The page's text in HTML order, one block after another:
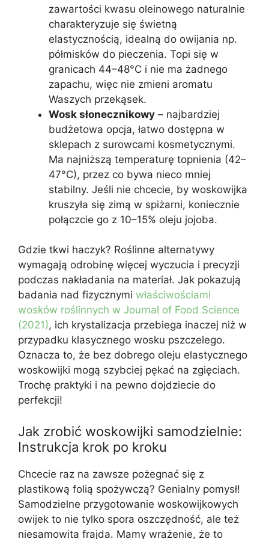
zawartości kwasu oleinowego naturalnie
charakteryzuje się świetną
elastycznością, idealną do owijania np.
półmisków do pieczenia. Topi się w
granicach 44–48°C i nie ma żadnego
zapachu, więc nie zmieni aromatu
Waszych przekąsek.
Wosk słonecznikowy – najbardziej
budżetowa opcja, łatwo dostępna w
sklepach z surowcami kosmetycznymi.
Ma najniższą temperaturę topnienia (42–
47°C), przez co bywa nieco mniej
stabilny. Jeśli nie chcecie, by woskowijka
kruszyła się zimą w spiżarni, koniecznie
połączcie go z 10–15% oleju jojoba.
Gdzie tkwi haczyk? Roślinne alternatywy
wymagają odrobinę więcej wyczucia i precyzji
podczas nakładania na materiał. Jak pokazują
badania nad fizycznymi właściwościami
wosków roślinnych w Journal of Food Science
(2021), ich krystalizacja przebiega inaczej niż w
przypadku klasycznego wosku pszczelego.
Oznacza to, że bez dobrego oleju elastycznego
woskowijki mogą szybciej pękać na zgięciach.
Trochę praktyki i na pewno dojdziecie do
perfekcji!
Jak zrobić woskowijki samodzielnie:
Instrukcja krok po kroku
Chcecie raz na zawsze pożegnać się z
plastikową folią spożywczą? Genialny pomysł!
Samodzielne przygotowanie woskowijkowych
owijek to nie tylko spora oszczędność, ale też
niesamowita frajda. Mamy wrażenie, że to